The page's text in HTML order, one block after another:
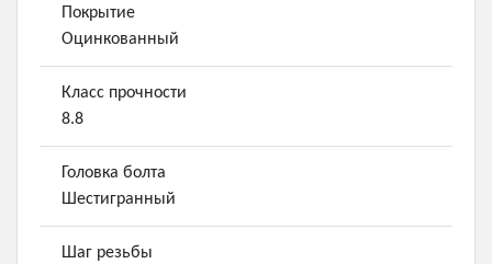
Покрытие
Оцинкованный
Класс прочности
8.8
Головка болта
Шестигранный
Шаг резьбы